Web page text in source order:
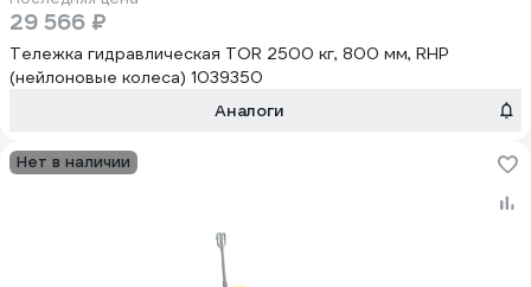
29 566 ₽
Тележка гидравлическая TOR 2500 кг, 800 мм, RHP
(нейлоновые колеса) 1039350
Аналоги
Нет в наличии